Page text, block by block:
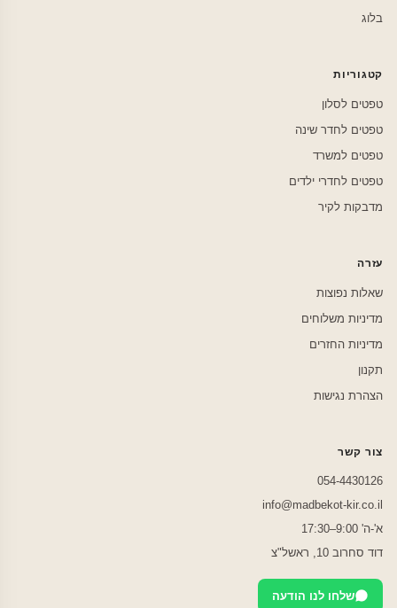
בלוג
קטגוריות
טפטים לסלון
טפטים לחדר שינה
טפטים למשרד
טפטים לחדרי ילדים
מדבקות לקיר
עזרה
שאלות נפוצות
מדיניות משלוחים
מדיניות החזרים
תקנון
הצהרת נגישות
צור קשר
054-4430126
info@madbekot-kir.co.il
א'-ה' 9:00–17:30
דוד סחרוב 10, ראשל"צ
שלחו לנו הודעה